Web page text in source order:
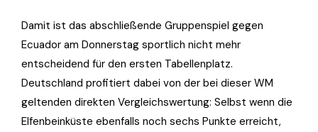
Damit ist das abschließende Gruppenspiel gegen
Ecuador am Donnerstag sportlich nicht mehr
entscheidend für den ersten Tabellenplatz.
Deutschland profitiert dabei von der bei dieser WM
geltenden direkten Vergleichswertung: Selbst wenn die
Elfenbeinküste ebenfalls noch sechs Punkte erreicht,